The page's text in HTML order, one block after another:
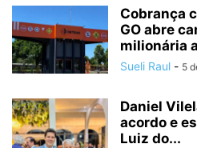
Cobrança
GO abre
milionária
Sueli Raul - 5
Daniel
acordo e
Luiz do...